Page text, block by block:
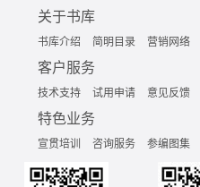
关于书库
书库介绍 简明目录 营销网络
客户服务
技术支持 试用申请 意见反馈
特色业务
宣贯培训 咨询服务 参编图集